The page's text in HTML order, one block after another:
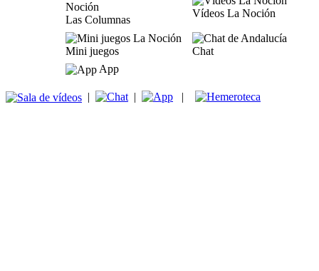
Las Columnas
Vídeos La Noción
Mini juegos
Chat
App
| | |